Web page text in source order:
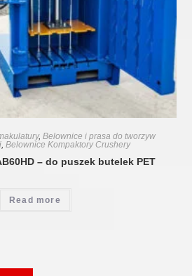
, Belownice i prasa do tworzyw
, Belownice Kompaktory Crushery
– do puszek butelek PET
Read more